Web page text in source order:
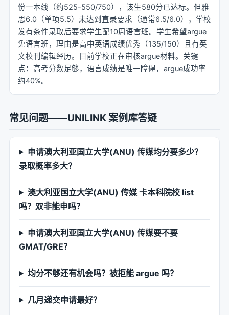
份一本线（约525-550/750），该生580分已达标。但雅
思6.0（单项5.5）未达到直录要求（通常6.5/6.0），学校
发有条件录取后要求学生配10周语言班。学生希望argue
免语言班，理由是高中英语成绩优秀（135/150）且有英
文校刊编辑经历。目前学校正在审核argue材料。关键
点：高考分数足够，语言成绩是唯一障碍，argue成功率
约40%。
常见问题——UNILINK 案例库答疑
申请澳大利亚国立大学(ANU) 传媒均分要多少？
录取概率多大？
澳大利亚国立大学(ANU) 传媒 卡本科院校 list
吗？双非能申吗？
申请澳大利亚国立大学(ANU) 传媒要不要
GMAT/GRE？
均分不够还有机会吗？被拒能 argue 吗？
几月递交申请最好？